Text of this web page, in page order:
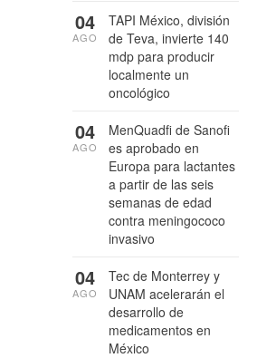
TAPI México, división
de Teva, invierte 140
mdp para producir
localmente un
oncológico
04
AGO
MenQuadfi de Sanofi
es aprobado en
Europa para lactantes
a partir de las seis
semanas de edad
contra meningococo
invasivo
04
AGO
Tec de Monterrey y
UNAM acelerarán el
desarrollo de
medicamentos en
México
04
AGO